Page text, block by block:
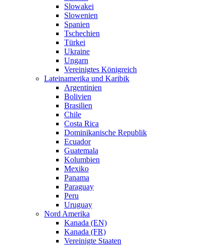
Slowakei
Slowenien
Spanien
Tschechien
Türkei
Ukraine
Ungarn
Vereinigtes Königreich
Lateinamerika und Karibik
Argentinien
Bolivien
Brasilien
Chile
Costa Rica
Dominikanische Republik
Ecuador
Guatemala
Kolumbien
Mexiko
Panama
Paraguay
Peru
Uruguay
Nord Amerika
Kanada (EN)
Kanada (FR)
Vereinigte Staaten